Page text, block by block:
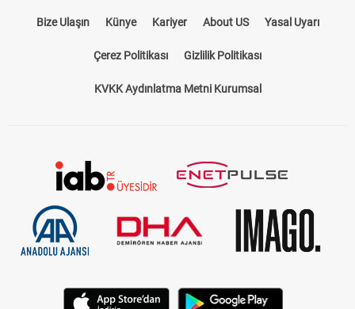
Bize Ulaşın Künye Kariyer About US Yasal Uyarı
Çerez Politikası Gizlilik Politikası
KVKK Aydınlatma Metni Kurumsal